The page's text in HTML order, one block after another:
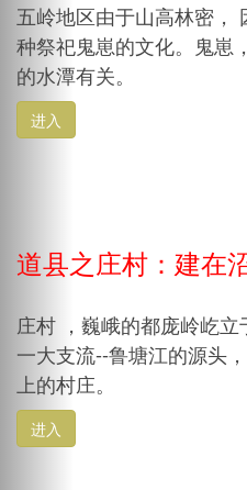
五岭地区由于山高林密，
种祭祀鬼崽的文化。鬼崽
的水潭有关。
进入
道县之庄村：建在
庄村 ，巍峨的都庞岭屹
一大支流--鲁塘江的源头
上的村庄。
进入